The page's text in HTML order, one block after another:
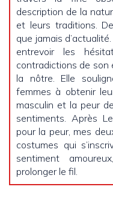
description de la
et leurs traditions.
que jamais
entrevoir les
contradictions de son
la nôtre. Elle
femmes à obtenir
masculin et la peur
sentiments. Après
pour la peur, mes
costumes qui
sentiment
prolonger le fil.